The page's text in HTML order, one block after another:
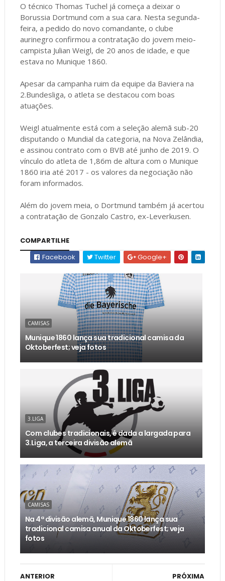
O técnico Thomas Tuchel já começa a deixar o
Borussia Dortmund com a sua cara. Nesta segunda-
feira, a pedido do novo comandante, o clube
aurinegro confirmou a contratação do jovem meio-
campista Julian Weigl, de 20 anos de idade, e que
estava no Munique 1860.
Apesar da campanha ruim da equipe da Baviera na
2.Bundesliga, o atleta se destacou com boas
atuações.
Weigl atualmente está com a seleção alemã sub-20
disputando o Mundial da categoria, na Nova Zelândia,
e assinou contrato com o BVB até junho de 2019. O
vínculo do atleta de 1,86m de altura com o Munique
1860 iria até 2017 - os valores da negociação não
foram informados.
Além do jovem meia, o Dortmund também já acertou
a contratação de Gonzalo Castro, ex-Leverkusen.
COMPARTILHE
Facebook
Twitter Google+
CAMISAS
Munique 1860 lança sua tradicional camisa da
Oktoberfest; veja fotos
3.LIGA
Com clubes tradicionais, é dada a largada para
3.Liga, a terceira divisão alemã
CAMISAS
Na 4ª divisão alemã, Munique 1860 lança sua
tradicional camisa anual da Oktoberfest; veja
fotos
PRÓXIMA
ANTERIOR